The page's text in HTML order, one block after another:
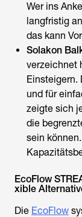
Wer ins
langfristig
das kann
Solakon
verzeichnet
Einsteigern.
und für
zeigte sich
die
sein
EcoFlow
xible
Die EcoFlow